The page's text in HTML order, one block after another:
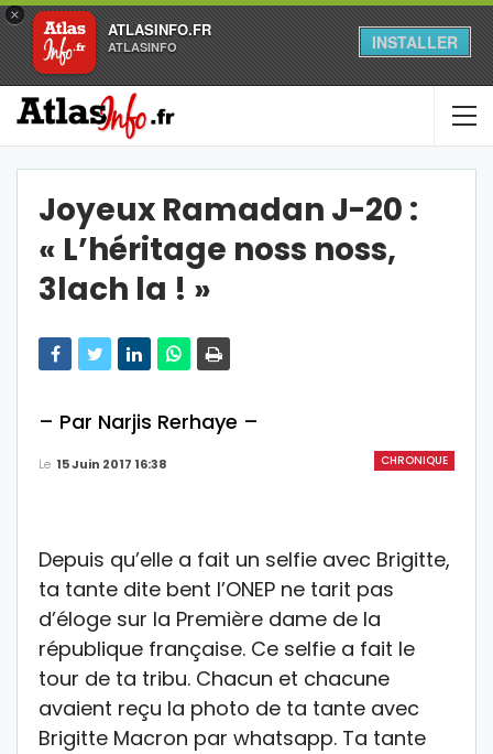
×
ATLASINFO.FR
ATLASINFO INSTALLER
Joyeux Ramadan J-20 :
« L’héritage noss noss,
3lach la ! »
– Par Narjis Rerhaye –
CHRONIQUE
Le 15 Juin 2017 16:38
Depuis qu’elle a fait un selfie avec Brigitte,
ta tante dite bent l’ONEP ne tarit pas
d’éloge sur la Première dame de la
république française. Ce selfie a fait le
tour de ta tribu. Chacun et chacune
avaient reçu la photo de ta tante avec
Brigitte Macron par whatsapp. Ta tante